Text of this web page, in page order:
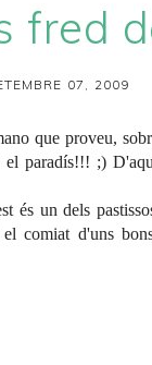
fred
07, 2009
que proveu,
paradís!!! ;)
és un dels
comiat d'uns